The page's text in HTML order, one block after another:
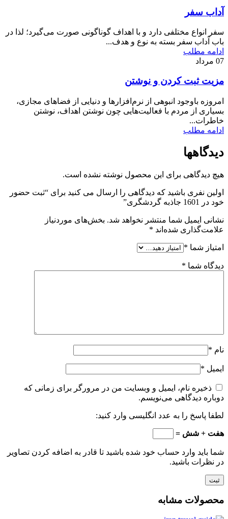
آداب سفر
سفر انواع مختلفی دارد و با اهداف گوناگونی صورت می‌گیرد؛ لذا در
باب آداب سفر بسته به نوع و هدف...
ادامه مطلب
07 مرداد
مزیت ثبت‌ کردن و نوشتن
امروزه باوجود انبوهی از نرم‌افزارها و دنیایی از فضاهای مجازی،
بسیاری از مردم با فعالیت‌هایی چون نوشتن اهداف، نوشتن
خاطرات...
ادامه مطلب
دیدگاهها
هیچ دیدگاهی برای این محصول نوشته نشده است.
اولین نفری باشید که دیدگاهی را ارسال می کنید برای “ثبت حضور
خود در 1601 جاذبه گردشگری”
نشانی ایمیل شما منتشر نخواهد شد. بخش‌های موردنیاز
علامت‌گذاری شده‌اند *
امتیاز شما *
دیدگاه شما *
نام *
ایمیل *
ذخیره نام، ایمیل و وبسایت من در مرورگر برای زمانی که
دوباره دیدگاهی می‌نویسم.
لطفا پاسخ را به عدد انگلیسی وارد کنید:
هفت + شش =
شما باید وارد حساب خود شده باشید تا قادر به اضافه کردن تصاویر
در نظرات باشید.
محصولات مشابه